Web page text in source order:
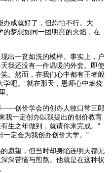
办成就好了，但恐怕不行。大
的梦想如同一团明亮的火焰，在
出一贫如洗的模样。事实上，户
我还没有一件温暖的外套。即使
。然而，在我们心中都有王者般
学吧。”就在那天，恩师心中燃烧
。
――创价学会的创办人牧口常三郎
我一定创办以我提出的创价教育
生之年做到，就请你来完成。”
一定会为我创办创价大学。”
愿望，但当时却身陷连明天都无
深苦恼与煎熬。他就是在这种状